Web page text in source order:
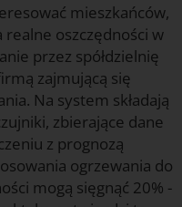
mieszkańców,
realne oszczędności w
przez spółdzielnię
zajmującą się
Na system składają
zbierające dane
z prognozą
ogrzewania do
mogą sięgnąć 20% -